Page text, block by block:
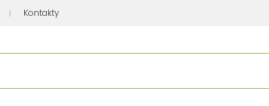
Kontakty